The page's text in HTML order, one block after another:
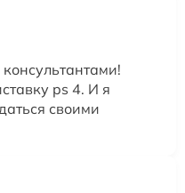
ps 4. И я
своими